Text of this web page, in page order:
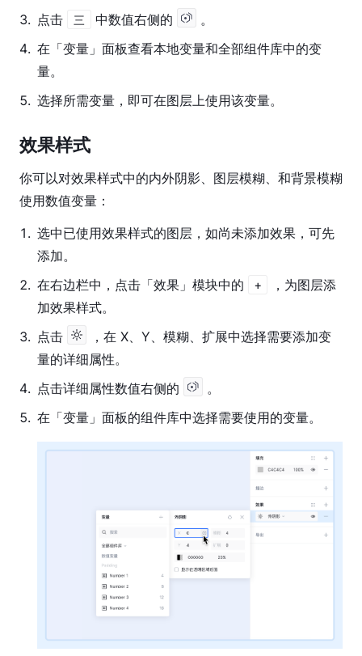
3. 点击 三 中数值右侧的
。
4. 在「变量」面板查看本地变量和全部组件库中的变
量。
5. 选择所需变量，即可在图层上使用该变量。
效果样式
你可以对效果样式中的内外阴影、图层模糊、和背景模糊
使用数值变量：
1 . 选中已使用效果样式的图层，如尚未添加效果，可先
添加。
2. 在右边栏中，点击「效果」模块中的 +
，为图层添
加效果样式。
3. 点击
，在 X、Y、模糊、扩展中选择需要添加变
量的详细属性。
4. 点击详细属性数值右侧的
。
5. 在「变量」面板的组件库中选择需要使用的变量。